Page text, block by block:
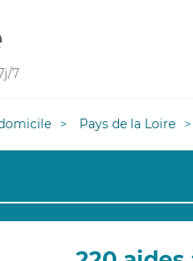
7
Pays de la Loire